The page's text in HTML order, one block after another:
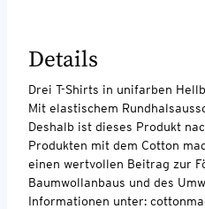
Details
Drei T-Shirts in unifarben
Mit elastischem
Deshalb ist dieses Produkt
Produkten mit dem Cotton
einen wertvollen Beitrag zur
Baumwollanbaus und des
Informationen unter: